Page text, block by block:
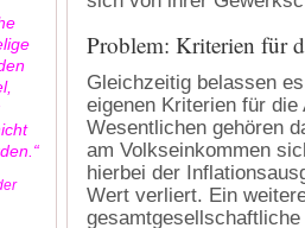
Problem: Kriterien für
Gleichzeitig belassen
eigenen Kriterien für
Wesentlichen gehören
am Volkseinkommen
hierbei der
Wert verliert. Ein